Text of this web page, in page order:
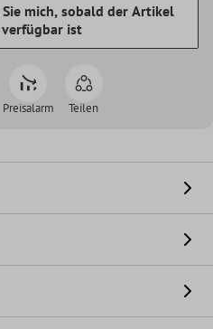
mich, sobald der Artikel
ist
Preisalarm Teilen